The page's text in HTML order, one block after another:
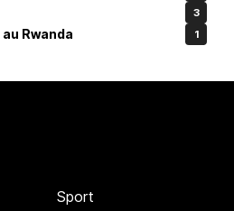
3
Rwanda 1
Sport